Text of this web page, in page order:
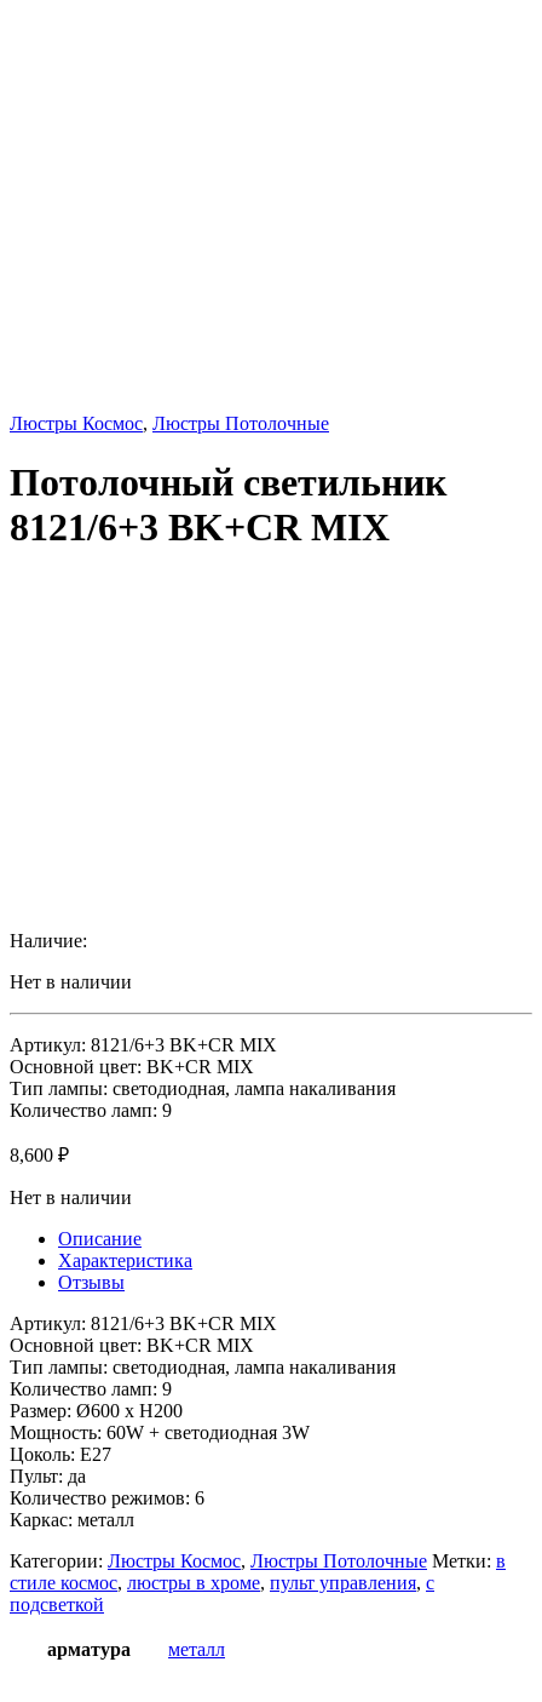
Люстры Космос, Люстры Потолочные
Потолочный светильник
8121/6+3 BK+CR MIX
Наличие:
Нет в наличии
Артикул: 8121/6+3 BK+CR MIX
Основной цвет: BK+CR MIX
Тип лампы: светодиодная, лампа накаливания
Количество ламп: 9
8,600 ₽
Нет в наличии
Описание
Характеристика
Отзывы
Артикул: 8121/6+3 BK+CR MIX
Основной цвет: BK+CR MIX
Тип лампы: светодиодная, лампа накаливания
Количество ламп: 9
Размер: Ø600 x H200
Мощность: 60W + светодиодная 3W
Цоколь: E27
Пульт: да
Количество режимов: 6
Каркас: металл
Категории: Люстры Космос, Люстры Потолочные Метки: в
стиле космос, люстры в хроме, пульт управления, с
подсветкой
арматура металл